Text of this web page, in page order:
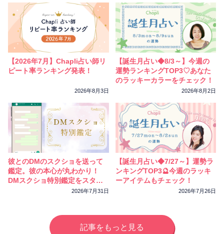
【2026年7月】Chapli占い師リ
ピート率ランキング発表！
2026年8月3日
【誕生月占い◆8/3～】今週の
運勢ランキングTOP3♡あなた
のラッキーカラーをチェック！
2026年8月2日
彼とのDMのスクショを送って
鑑定。彼の本心が丸わかり！
DMスクショ特別鑑定をスター
2026年7月31日
【誕生月占い◆7/27～】運勢ラ
ンキングTOP3🔮今週のラッキ
ーアイテムもチェック！
2026年7月26日
記事をもっと見る